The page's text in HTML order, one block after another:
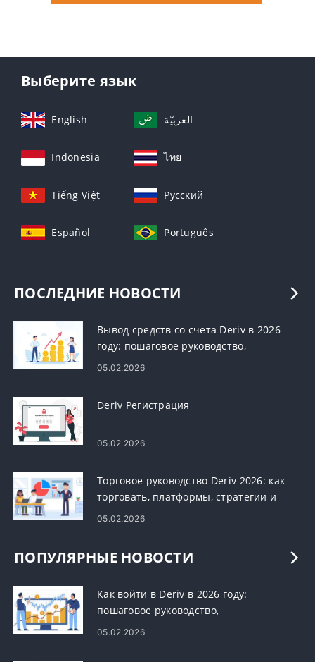
Выберите язык
English العربيّة
Indonesia ไทย
Tiếng Việt Русский
Español Português
ПОСЛЕДНИЕ НОВОСТИ
Вывод средств со счета Deriv в 2026
году: пошаговое руководство,
комиссии и время обработки
05.02.2026
Deriv Регистрация
05.02.2026
Торговое руководство Deriv 2026: как
торговать, платформы, стратегии и
управление рисками
05.02.2026
ПОПУЛЯРНЫЕ НОВОСТИ
Как войти в Deriv в 2026 году:
пошаговое руководство,
распространенные проблемы со
05.02.2026